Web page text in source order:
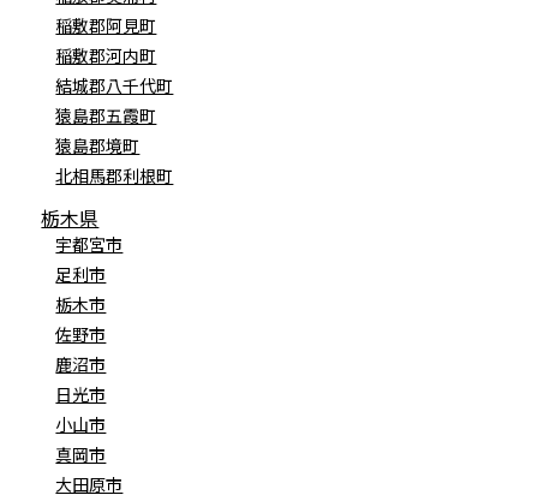
稲敷郡阿見町
稲敷郡河内町
結城郡八千代町
猿島郡五霞町
猿島郡境町
北相馬郡利根町
栃木県
宇都宮市
足利市
栃木市
佐野市
鹿沼市
日光市
小山市
真岡市
大田原市